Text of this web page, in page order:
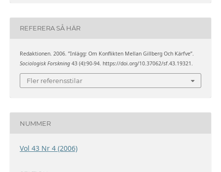
REFERERA SÅ HÄR
Redaktionen. 2006. ”Inlägg: Om Konflikten Mellan Gillberg Och Kärfve”.
Sociologisk Forskning43 (4):90-94. https://doi.org/10.37062/sf.43.19321.
Fler referensstilar
NUMMER
Vol 43 Nr 4 (2006)